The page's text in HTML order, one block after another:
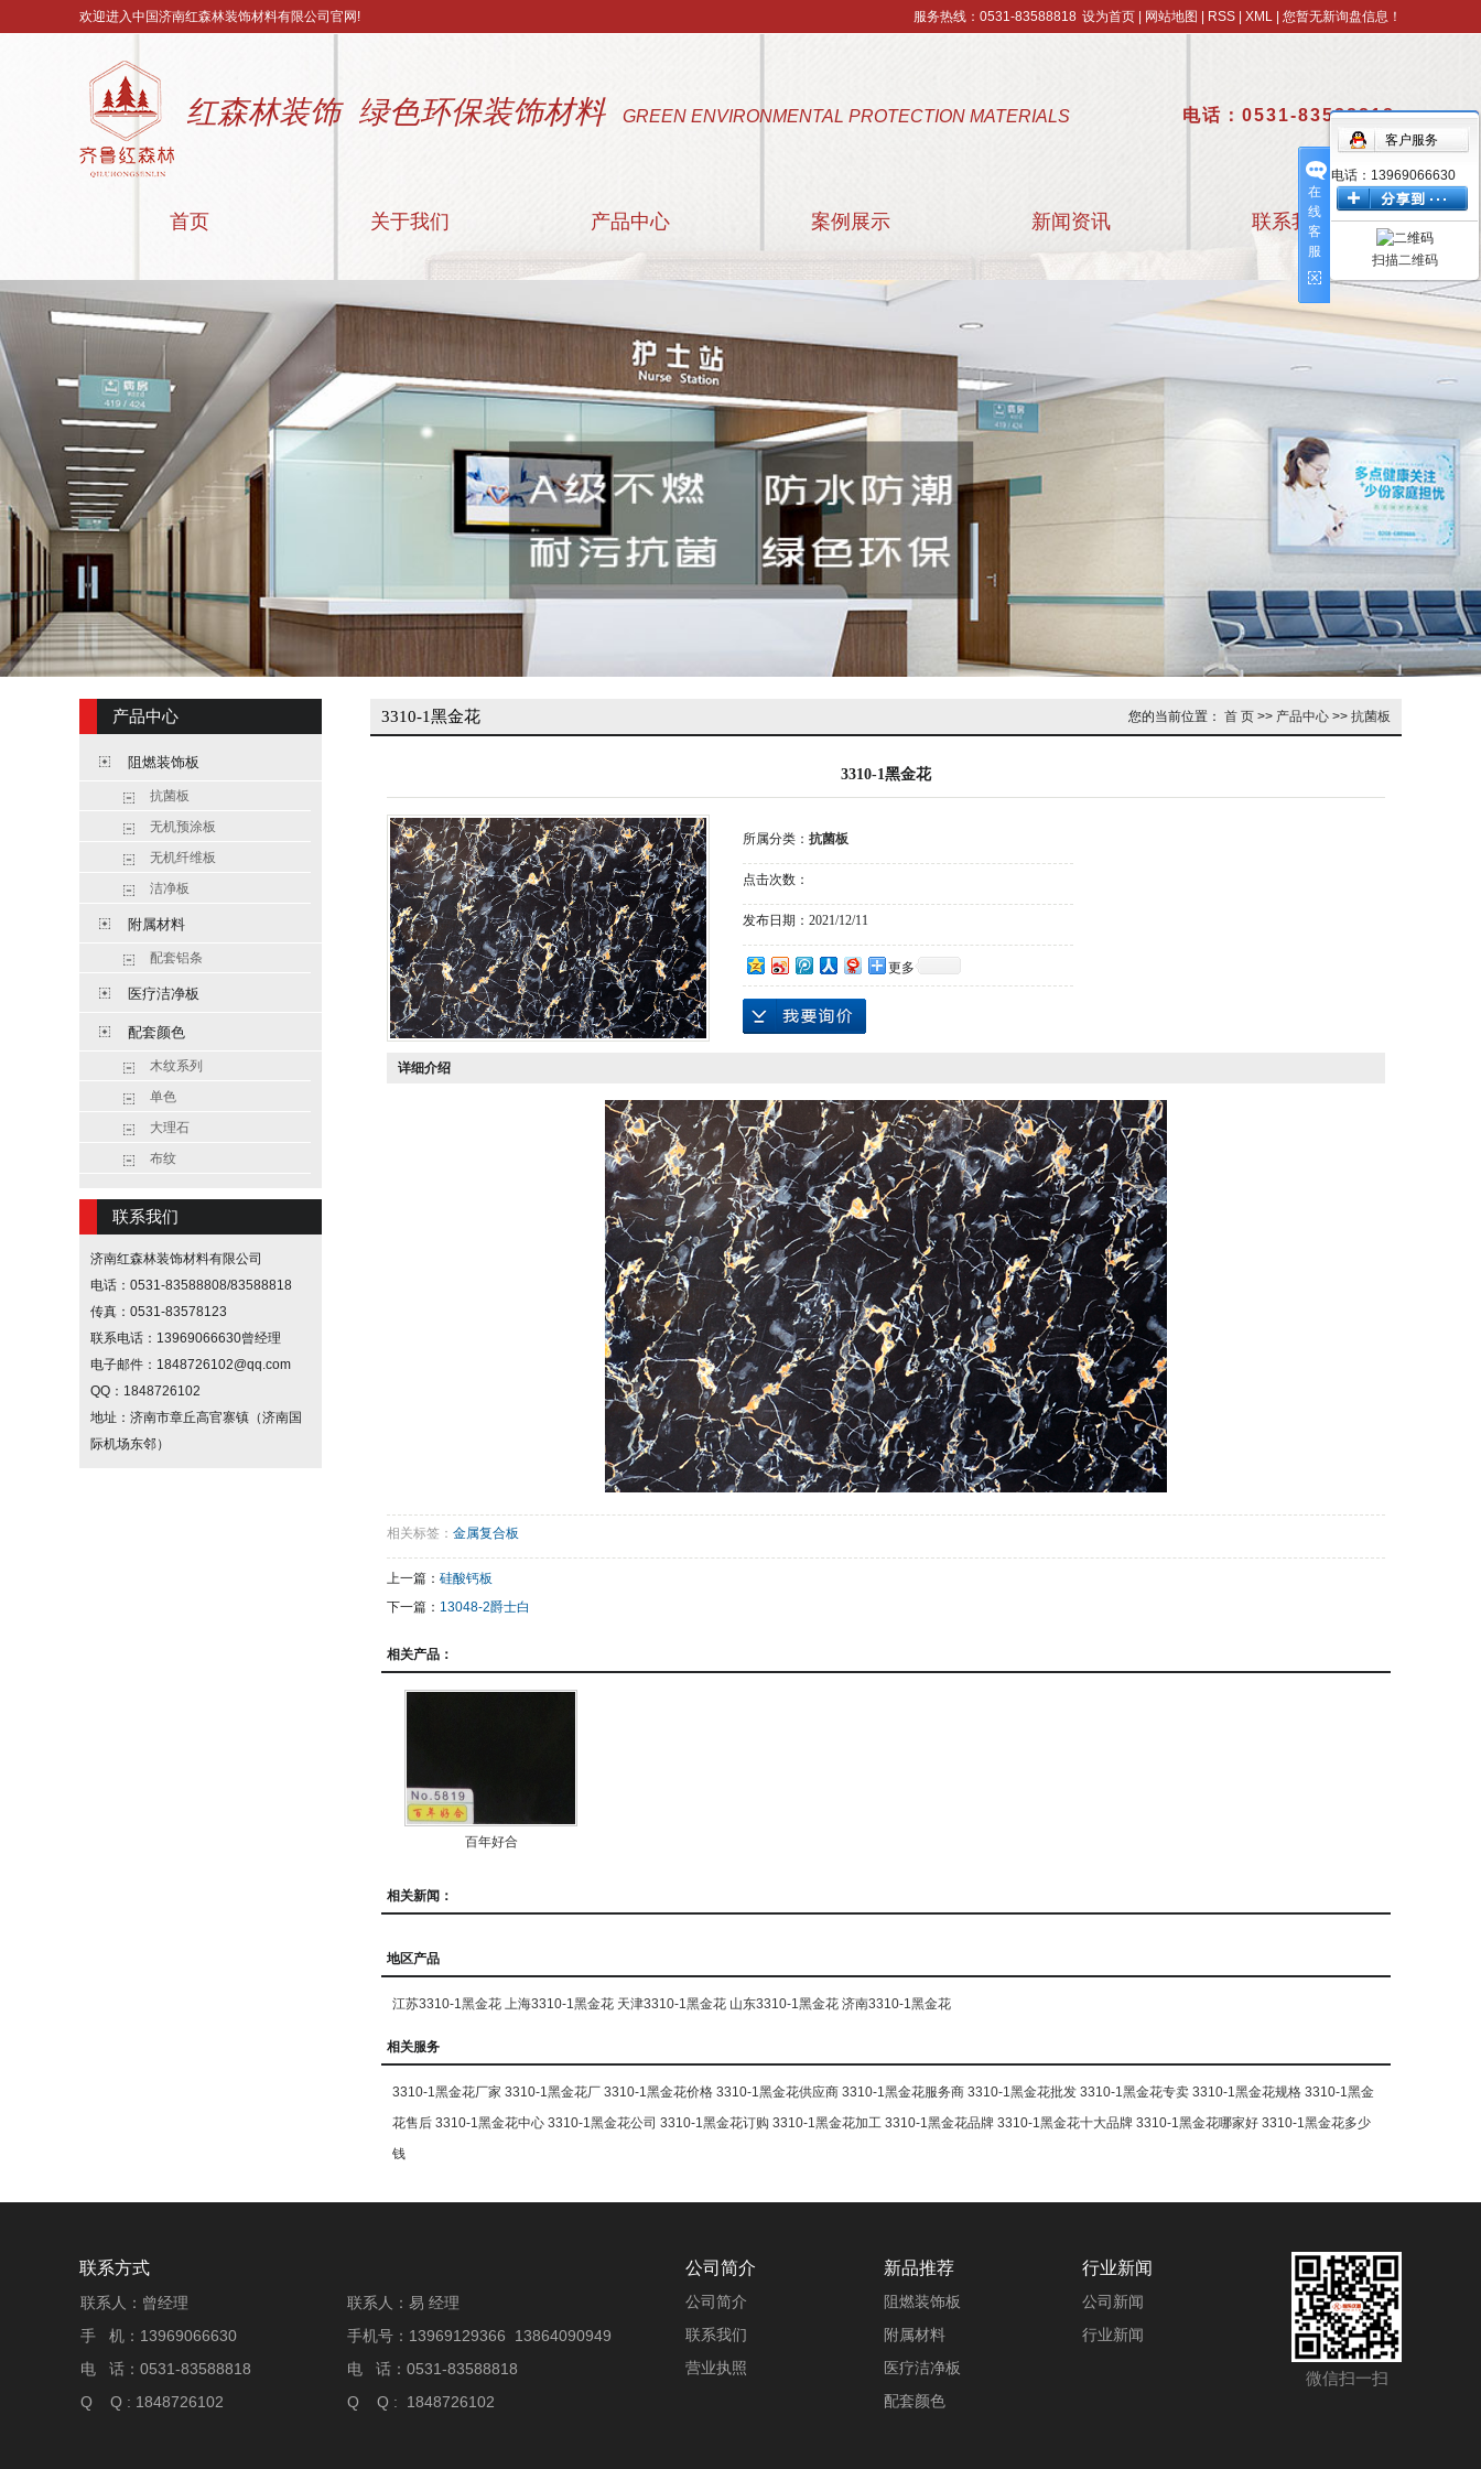
欢迎进入中国济南红森林装饰材料有限公司官网! 服务热线：0531-83588818 设为首页 网站地图 RSS XML 您暂无新询盘信息！
红森林装饰 绿色环保装饰材料 GREEN ENVIRONMENTAL PROTECTION MATERIALS 电话：0531-83588818
首页 关于我们
联系我们
产品中心
医疗洁净板
配套颜色
案例展示 新闻资讯 联系我们
产品中心
阻燃装饰板
抗菌板
无机预涂板
无机纤维板
洁净板
附属材料
配套铝条
医疗洁净板
配套颜色
木纹系列
单色
大理石
布纹
联系我们
济南红森林装饰材料有限公司
电话：0531-83588808/83588818
传真：0531-83578123
联系电话：13969066630曾经理
电子邮件：1848726102@qq.com
QQ：1848726102
地址：济南市章丘高官寨镇（济南国
际机场东邻）
3310-1黑金花 您的当前位置： 首 页 >> 产品中心 >> 抗菌板
3310-1黑金花
所属分类： 抗菌板
点击次数：
发布日期： 2021/12/11
更多
详细介绍
相关标签： 金属复合板
上一篇： 硅酸钙板
下一篇： 13048-2爵士白
相关产品：
百年好合
相关新闻：
地区产品
江苏3310-1黑金花 上海3310-1黑金花 天津3310-1黑金花 山东3310-1黑金花 济南3310-1黑金花
相关服务
3310-1黑金花厂家 3310-1黑金花厂 3310-1黑金花价格 3310-1黑金花供应商 3310-1黑金花服务商 3310-1黑金花批发 3310-1黑金花专卖 3310-1黑金花规格 3310-1黑金
花售后 3310-1黑金花中心 3310-1黑金花公司 3310-1黑金花订购 3310-1黑金花加工 3310-1黑金花品牌 3310-1黑金花十大品牌 3310-1黑金花哪家好 3310-1黑金花多少
钱
联系方式
联系人：曾经理
手 机：13969066630
电 话：0531-83588818
Q Q : 1848726102
联系人：易 经理
手机号：13969129366 13864090949
电 话：0531-83588818
Q Q : 1848726102
公司简介
公司简介
联系我们
营业执照
新品推荐
阻燃装饰板
附属材料
医疗洁净板
配套颜色
行业新闻
公司新闻
行业新闻
微信扫一扫
在
线
客
服
客户服务
电话：13969066630
扫描二维码